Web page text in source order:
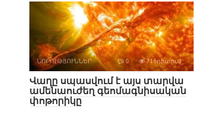
ՆՈՐՈՒԹՅՈՒՆՆԵՐ 0 716դիտում
Վաղը սպասվում է այս տարվա
ամենաուժեղ գեոմագնիսական
փոթորիկը